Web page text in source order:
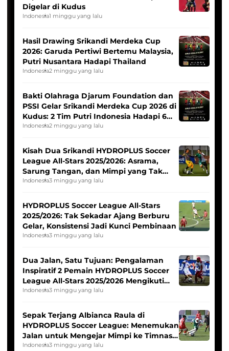
Digelar di Kudus
Indonesia1 minggu yang lalu
Hasil Drawing Srikandi Merdeka Cup
2026: Garuda Pertiwi Bertemu Malaysia,
Putri Nusantara Hadapi Thailand
Indonesia2 minggu yang lalu
Bakti Olahraga Djarum Foundation dan
PSSI Gelar Srikandi Merdeka Cup 2026 di
Kudus: 2 Tim Putri Indonesia Hadapi 6
Tim Asia
Indonesia2 minggu yang lalu
Kisah Dua Srikandi HYDROPLUS Soccer
League All-Stars 2025/2026: Asrama,
Sarung Tangan, dan Mimpi yang Tak
Pernah Padam
Indonesia3 minggu yang lalu
HYDROPLUS Soccer League All-Stars
2025/2026: Tak Sekadar Ajang Berburu
Gelar, Konsistensi Jadi Kunci Pembinaan
Indonesia3 minggu yang lalu
Dua Jalan, Satu Tujuan: Pengalaman
Inspiratif 2 Pemain HYDROPLUS Soccer
League All-Stars 2025/2026 Mengikuti
Seleksi Timnas Indonesia Putri
Indonesia3 minggu yang lalu
Sepak Terjang Albianca Raula di
HYDROPLUS Soccer League: Menemukan
Jalan untuk Mengejar Mimpi ke Timnas
Indonesia Putri
Indonesia3 minggu yang lalu